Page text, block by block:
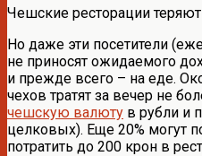
Чешские ресторации
Но даже эти посетители
не приносят ожидаемого
и прежде всего – на еде.
чехов тратят за вечер не
чешскую валюту в рубли и
целковых). Еще 20% могут
потратить до 200 крон в